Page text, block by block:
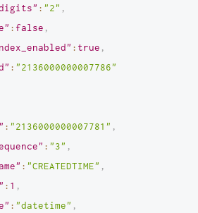
: "2" ,
: false ,
: true ,
: "2136000000007786"
: "2136000000007781" ,
: "3" ,
: "CREATEDTIME" ,
: 1 ,
: "datetime" ,